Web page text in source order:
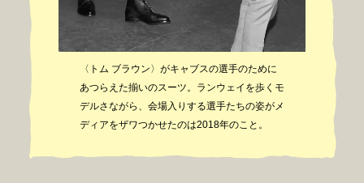
〈トム ブラウン〉がキャブスの選手のために
あつらえた揃いのスーツ。ランウェイを歩くモ
デルさながら、会場入りする選手たちの姿がメ
ディアをザワつかせたのは2018年のこと。